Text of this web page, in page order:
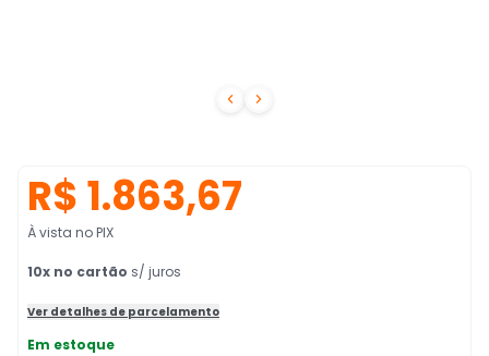
 
R$ 1.863,67
À vista no PIX
10x no cartão s/ juros
Ver detalhes de parcelamento
Em estoque